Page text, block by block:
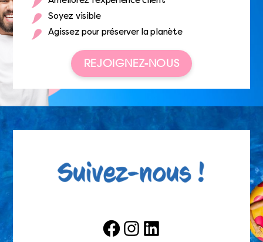
Soyez visible
Agissez pour préserver la planète
REJOIGNEZ-NOUS
FacebookInstagramLinkedIn